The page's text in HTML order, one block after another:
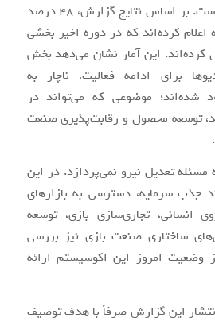
استودیوهای بازی‌سازی است. بر اساس نتایج گزارش، ۴۸ درصد
کرده‌اند که در دوره اخیر بخشی
کرده‌اند. این آمار نشان می‌دهد بخش
برای ادامه فعالیت، ناچار به
شده‌اند؛ موضوعی که می‌تواند در
توسعه محصول و رقابت‌پذیری صنعت
مسئله تعدیل نیرو نمی‌پردازد. در این
جذب سرمایه، دسترسی به بازارهای
انسانی، تجاری‌سازی بازی، توسعه
ساختاری صنعت بازی نیز بررسی
وضعیت امروز این اکوسیستم ارائه
این گزارش صرفاً با هدف توصیف